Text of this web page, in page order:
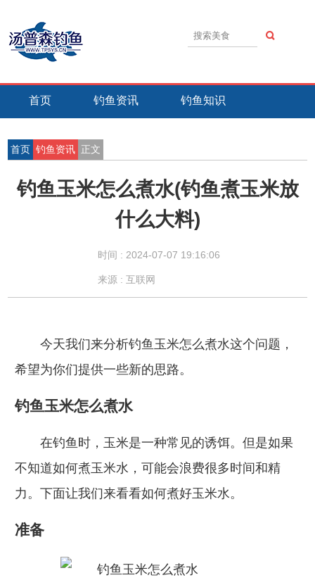
首页 钓鱼资讯 钓鱼知识
首页 钓鱼资讯 正文
钓鱼玉米怎么煮水(钓鱼煮玉米放
什么大料)
时间 : 2024-07-07 19:16:06
来源 : 互联网
今天我们来分析钓鱼玉米怎么煮水这个问题，
希望为你们提供一些新的思路。
钓鱼玉米怎么煮水
在钓鱼时，玉米是一种常见的诱饵。但是如果
不知道如何煮玉米水，可能会浪费很多时间和精
力。下面让我们来看看如何煮好玉米水。
准备